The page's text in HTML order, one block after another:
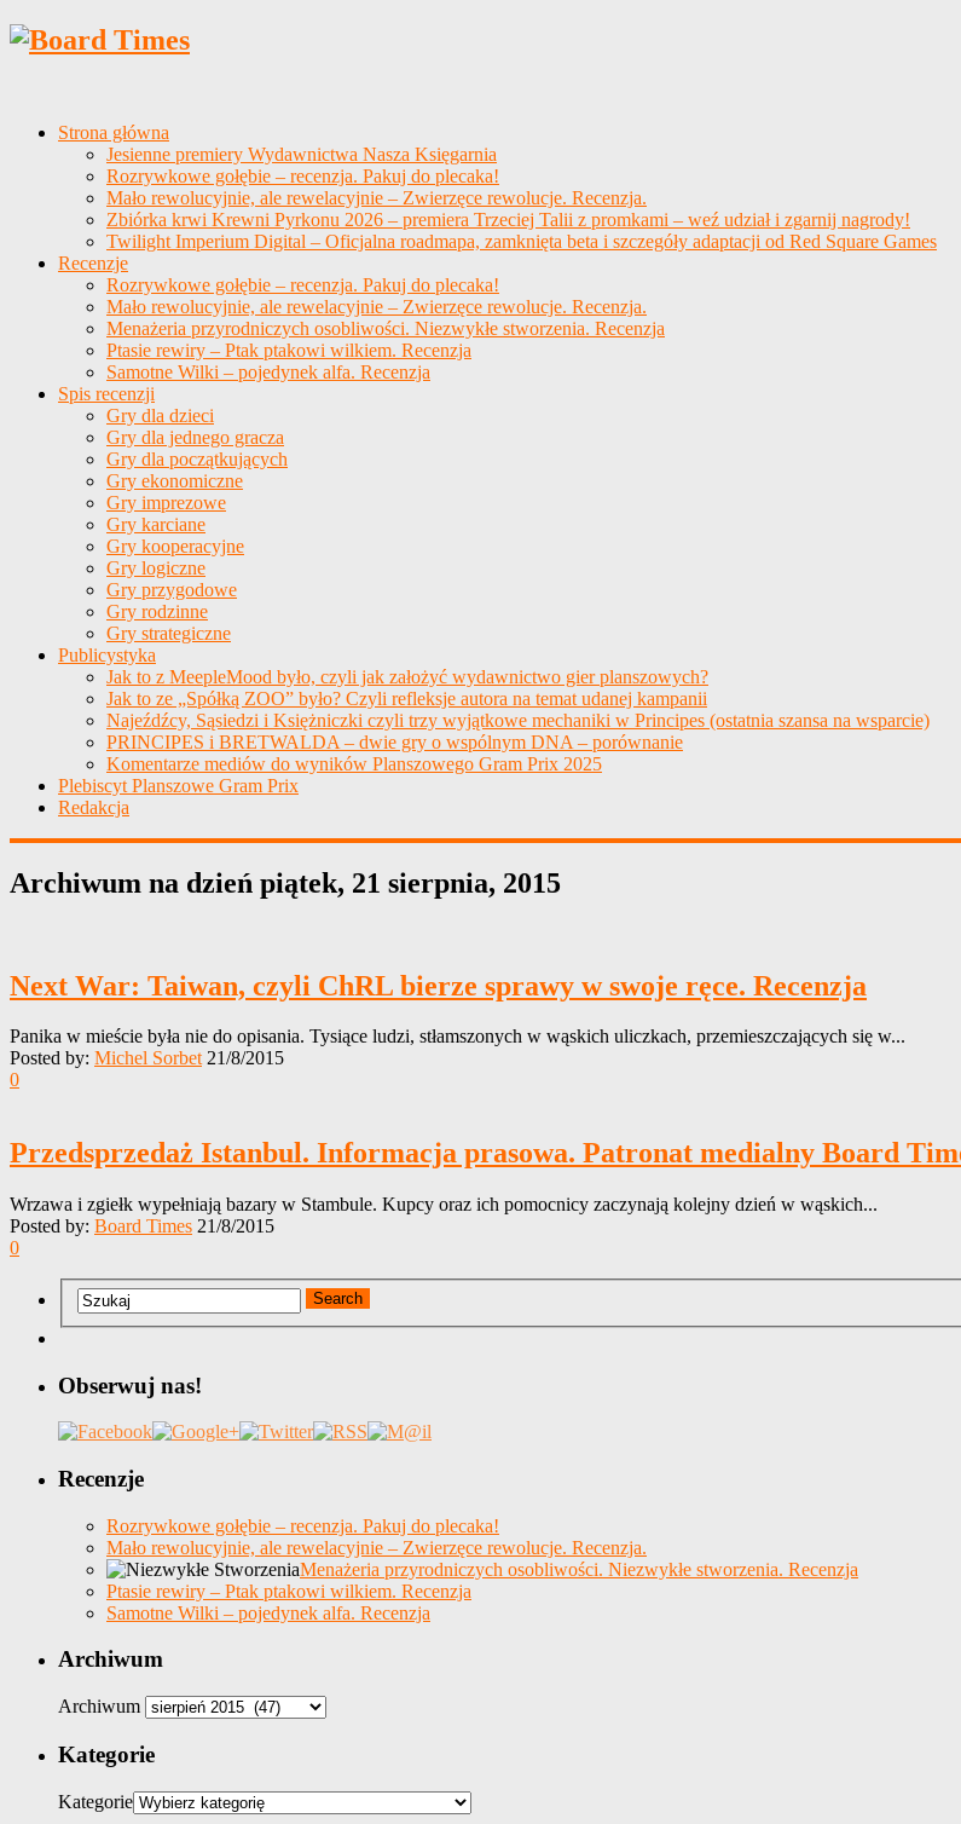
Strona główna
Jesienne premiery Wydawnictwa Nasza Księgarnia
Rozrywkowe gołębie – recenzja. Pakuj do plecaka!
Mało rewolucyjnie, ale rewelacyjnie – Zwierzęce rewolucje. Recenzja.
Zbiórka krwi Krewni Pyrkonu 2026 – premiera Trzeciej Talii z promkami – weź udział i zgarnij nagrody!
Twilight Imperium Digital – Oficjalna roadmapa, zamknięta beta i szczegóły adaptacji od Red Square Games
Recenzje
Rozrywkowe gołębie – recenzja. Pakuj do plecaka!
Mało rewolucyjnie, ale rewelacyjnie – Zwierzęce rewolucje. Recenzja.
Menażeria przyrodniczych osobliwości. Niezwykłe stworzenia. Recenzja
Ptasie rewiry – Ptak ptakowi wilkiem. Recenzja
Samotne Wilki – pojedynek alfa. Recenzja
Spis recenzji
Gry dla dzieci
Gry dla jednego gracza
Gry dla początkujących
Gry ekonomiczne
Gry imprezowe
Gry karciane
Gry kooperacyjne
Gry logiczne
Gry przygodowe
Gry rodzinne
Gry strategiczne
Publicystyka
Jak to z MeepleMood było, czyli jak założyć wydawnictwo gier planszowych?
Jak to ze „Spółką ZOO” było? Czyli refleksje autora na temat udanej kampanii
Najeźdźcy, Sąsiedzi i Księżniczki czyli trzy wyjątkowe mechaniki w Principes (ostatnia szansa na wsparcie)
PRINCIPES i BRETWALDA – dwie gry o wspólnym DNA – porównanie
Komentarze mediów do wyników Planszowego Gram Prix 2025
Plebiscyt Planszowe Gram Prix
Redakcja
Archiwum na dzień piątek, 21 sierpnia, 2015
Next War: Taiwan, czyli ChRL bierze sprawy w swoje ręce. Recenzja
Panika w mieście była nie do opisania. Tysiące ludzi, stłamszonych w wąskich uliczkach, przemieszczających się w...
Posted by: Michel Sorbet 21/8/2015
0
Przedsprzedaż Istanbul. Informacja prasowa. Patronat medialny Board
Wrzawa i zgiełk wypełniają bazary w Stambule. Kupcy oraz ich pomocnicy zaczynają kolejny dzień w wąskich...
Posted by: Board Times 21/8/2015
0
Obserwuj nas!
Recenzje
Rozrywkowe gołębie – recenzja. Pakuj do plecaka!
Mało rewolucyjnie, ale rewelacyjnie – Zwierzęce rewolucje. Recenzja.
Menażeria przyrodniczych osobliwości. Niezwykłe stworzenia. Recenzja
Ptasie rewiry – Ptak ptakowi wilkiem. Recenzja
Samotne Wilki – pojedynek alfa. Recenzja
Archiwum
Archiwum
Kategorie
Kategorie